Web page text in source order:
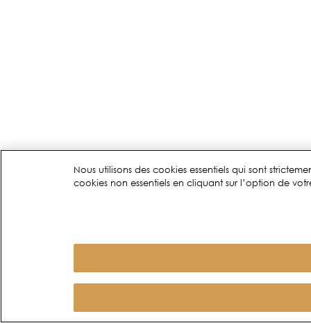
Nous utilisons des cookies essentiels qui sont
cookies non essentiels en cliquant sur l’option de